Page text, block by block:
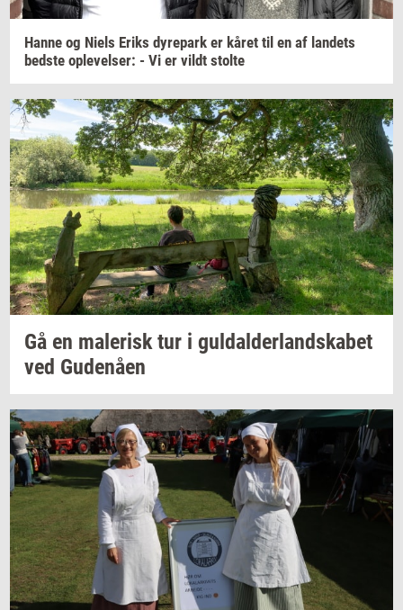
Hanne og Niels Eriks dy­re­park er kåret til en af lan­dets
bed­ste op­le­vel­ser: - Vi er vildt stol­te
Gå en ma­le­risktur i gul­dal­der­land­ska­bet
ved Gu­denå­en